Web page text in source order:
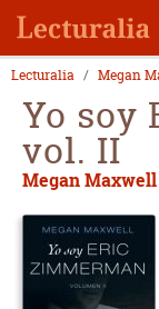
Lecturalia Megan
Yo soy
vol. II
Megan Maxwell